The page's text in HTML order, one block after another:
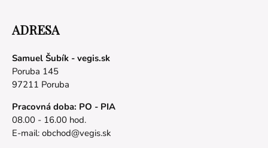
ADRESA
Samuel Šubík - vegis.sk
Poruba 145
97211 Poruba
Pracovná doba: PO - PIA
08.00 - 16.00 hod.
E-mail: obchod@vegis.sk